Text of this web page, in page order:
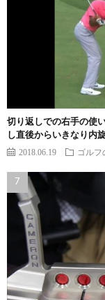
切り返しでの右手の使
し直後からいきなり内
2018.06.19 ゴルフ